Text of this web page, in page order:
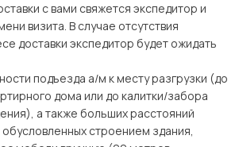
с вами свяжется экспедитор и
визита. В случае отсутствия
доставки экспедитор будет ожидать
подъезда а/м к месту разгрузки (до
дома или до калитки/забора
а также больших расстояний
строением здания,